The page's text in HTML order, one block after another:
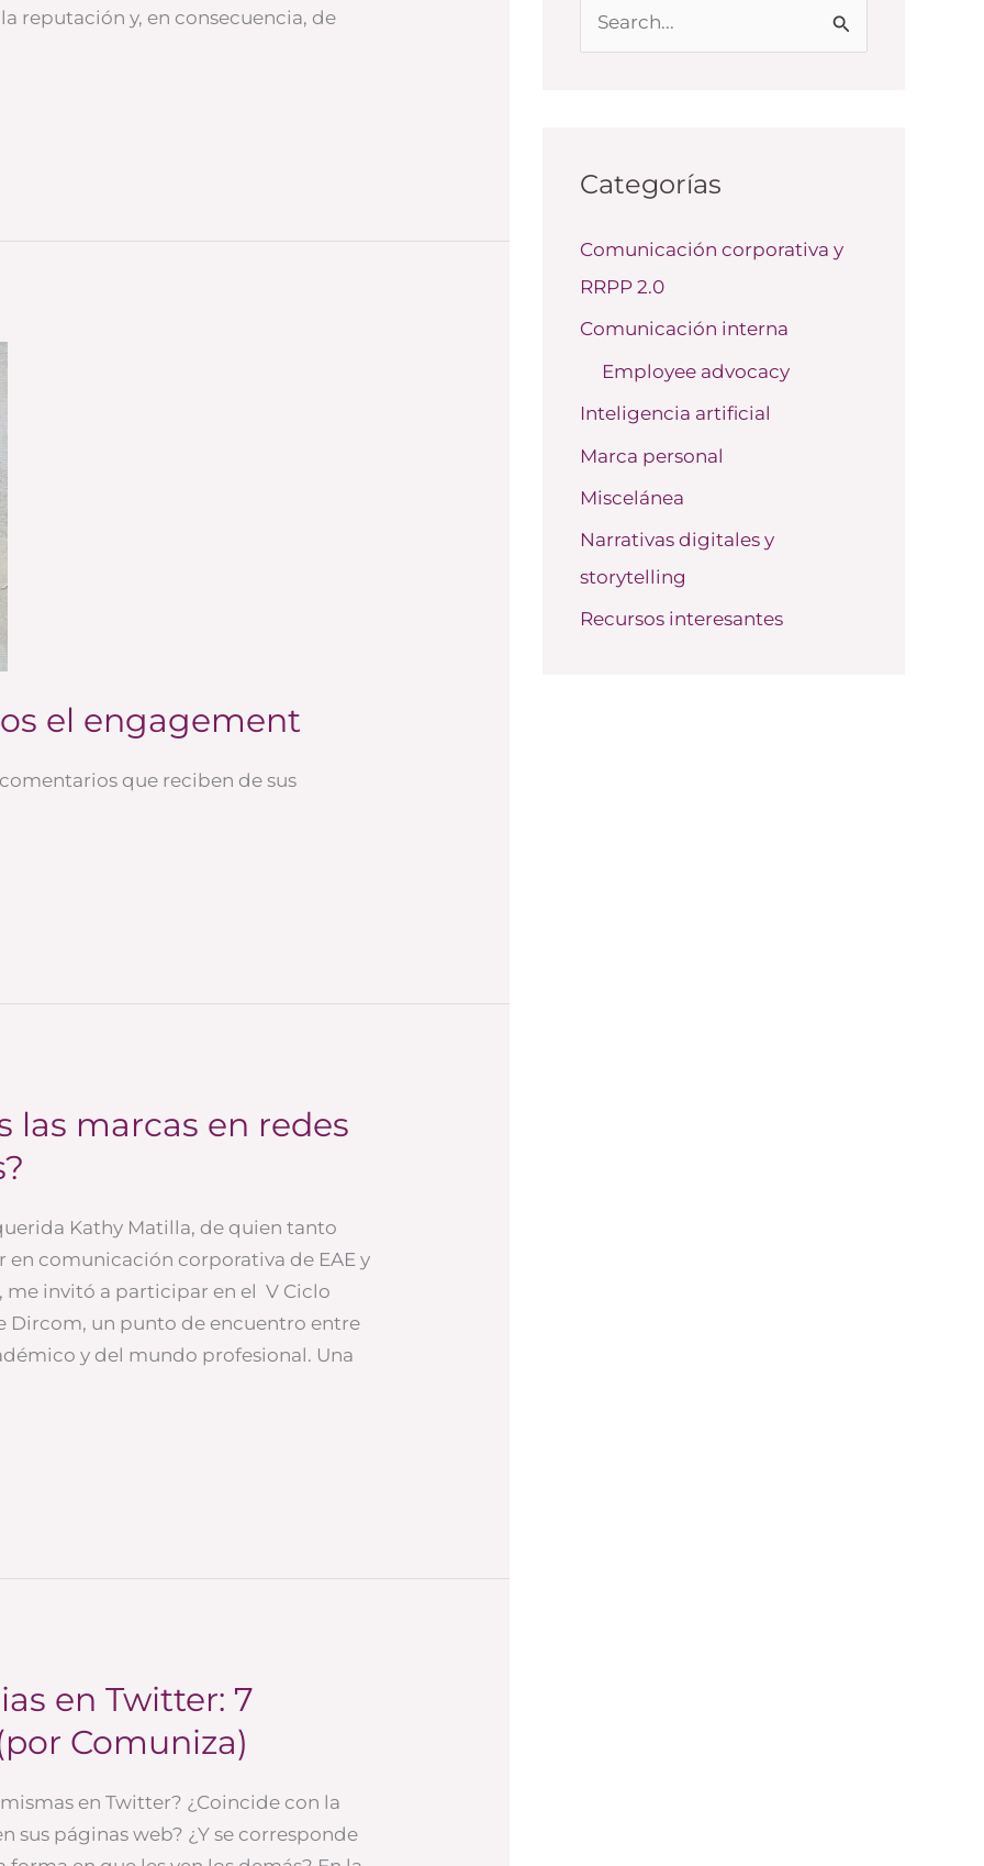
reputación y, en consecuencia, de
el engagement
que reciben de sus
las marcas en redes
Kathy Matilla, de quien tanto
en comunicación corporativa de EAE y
invitó a participar en el V Ciclo
Dircom, un punto de encuentro entre
y del mundo profesional. Una
en Twitter: 7
Comuniza)
en Twitter? ¿Coincide con la
sus páginas web? ¿Y se corresponde
a
p
o
r
Categorías
Comunicación corporativa y
RRPP 2.0
Comunicación interna
Employee advocacy
Inteligencia artificial
Marca personal
Miscelánea
Narrativas digitales y
storytelling
Recursos interesantes